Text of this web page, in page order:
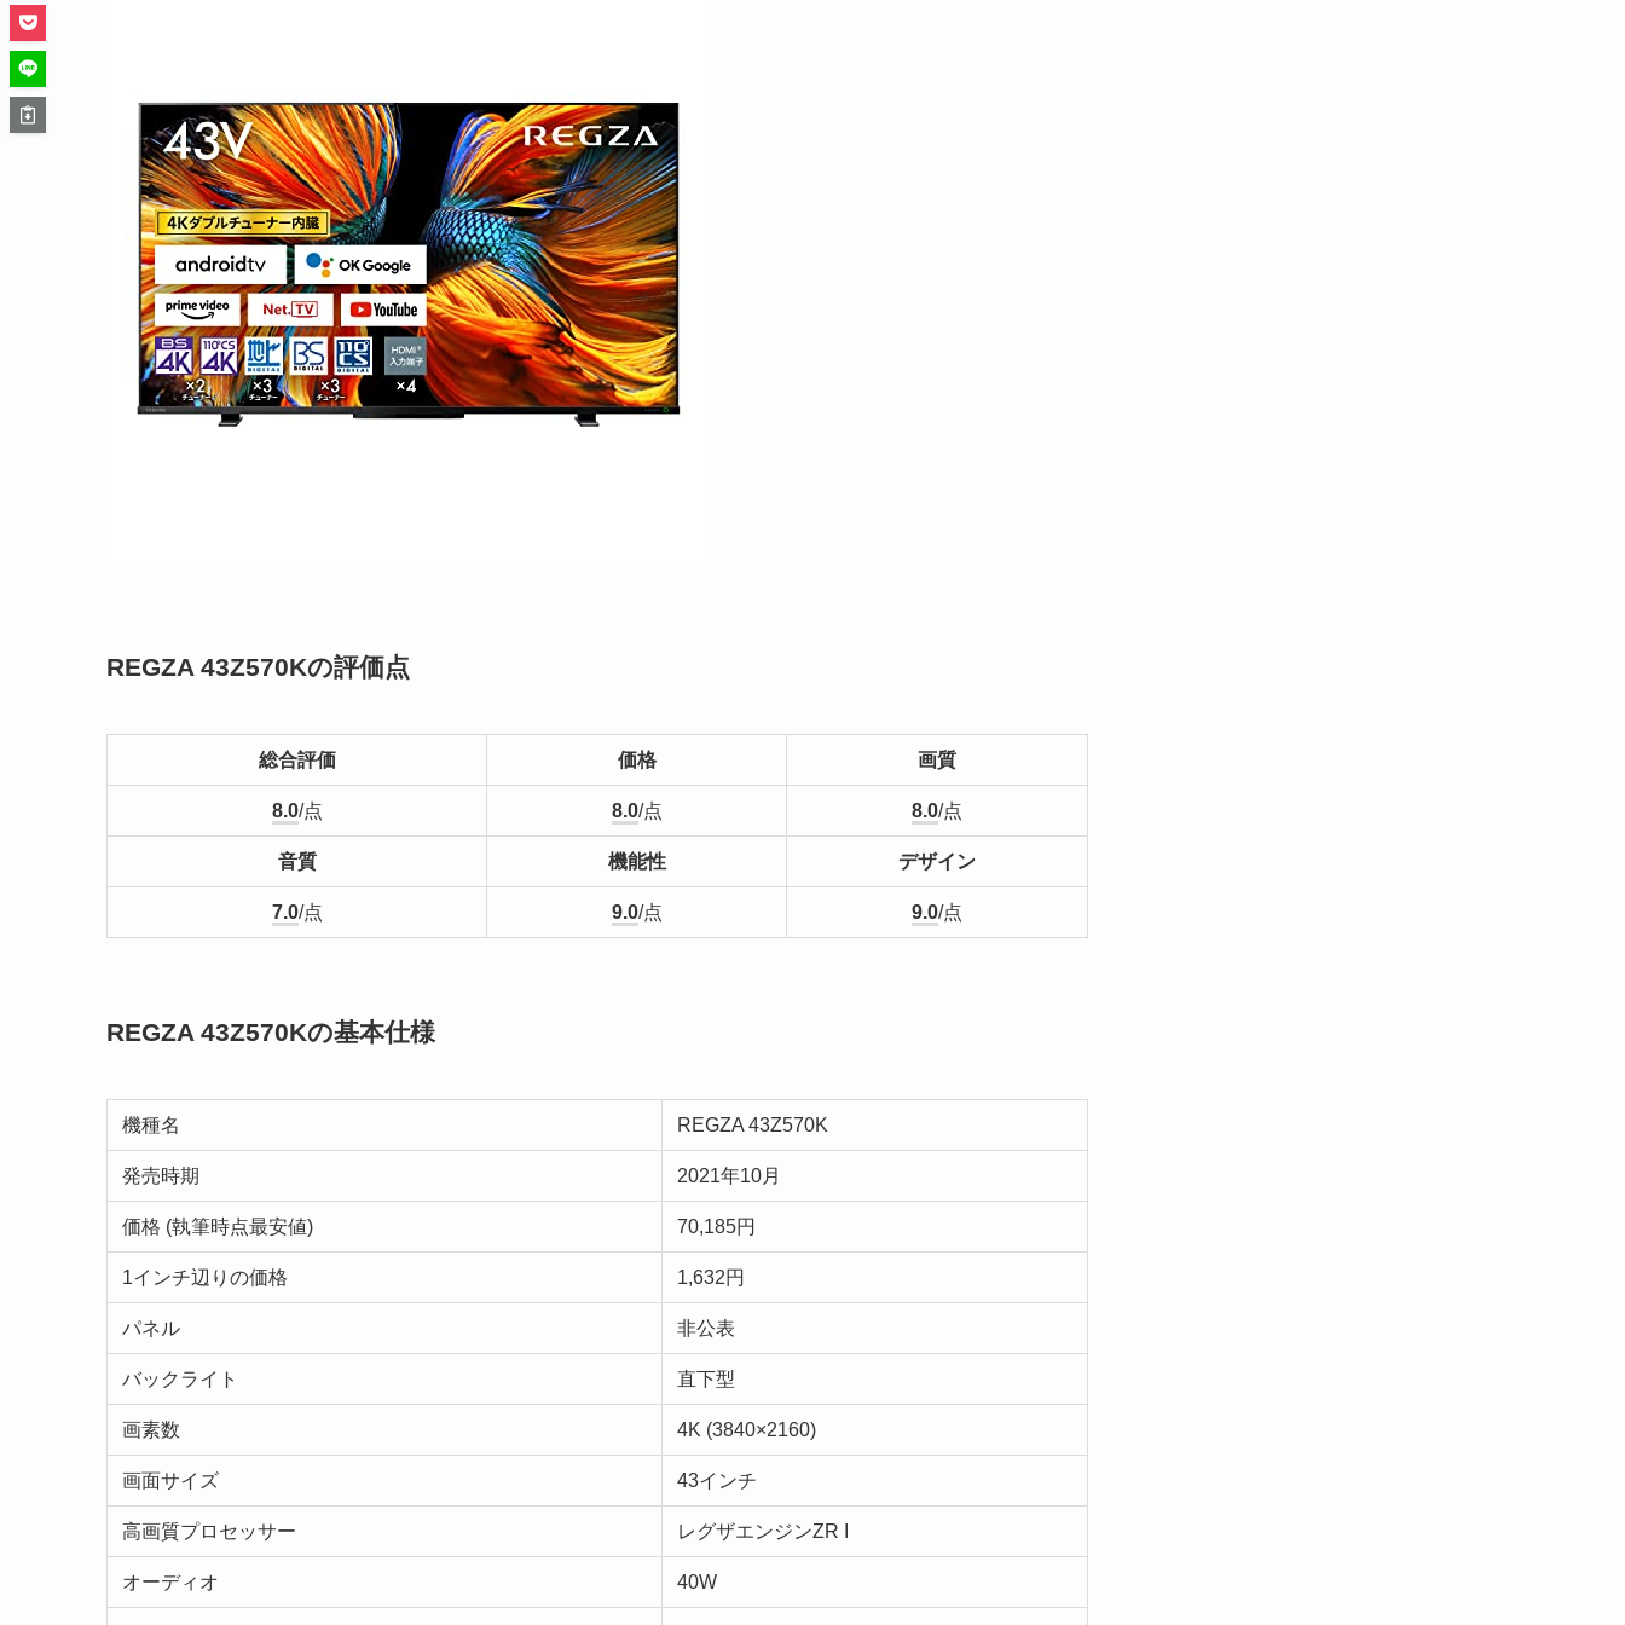
REGZA 43Z570Kの評価点
総合評価 価格 画質
8.0/点 8.0/点 8.0/点
音質 機能性 デザイン
7.0/点 9.0/点 9.0/点
REGZA 43Z570Kの基本仕様
機種名 REGZA 43Z570K
発売時期 2021年10月
価格 (執筆時点最安値) 70,185円
1インチ辺りの価格 1,632円
パネル 非公表
バックライト 直下型
画素数 4K (3840×2160)
画面サイズ 43インチ
高画質プロセッサー レグザエンジンZR I
オーディオ 40W